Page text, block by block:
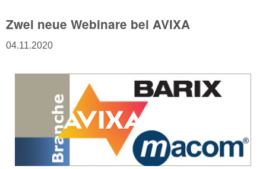
Zwei neue Webinare bei AVIXA
04.11.2020